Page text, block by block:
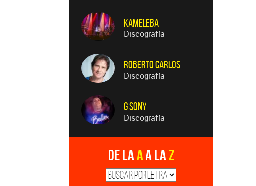
Kameleba
Discografía
Roberto Carlos
Discografía
G Sony
Discografía
De laAa laZ